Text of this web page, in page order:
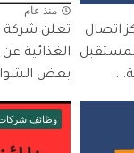
اتصال
منذ عام
تعلن شركة
الغذائية
بعض
وظائف